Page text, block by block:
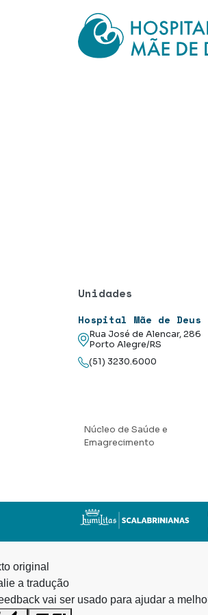
Unidades
Hospital Mãe de Deus
Rua José de Alencar, 286
Porto Alegre/RS
(51) 3230.6000
Núcleo de Saúde e
Emagrecimento
original
a tradução
vai ser usado para ajudar a